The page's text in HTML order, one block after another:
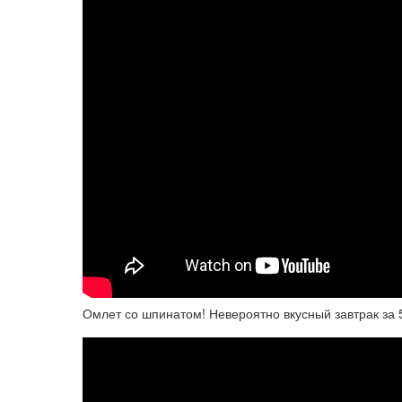
Омлет со шпинатом! Невероятно вкусный завтрак за